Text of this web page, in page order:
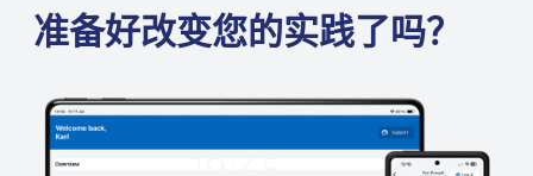
准备好改变您的实践了吗？